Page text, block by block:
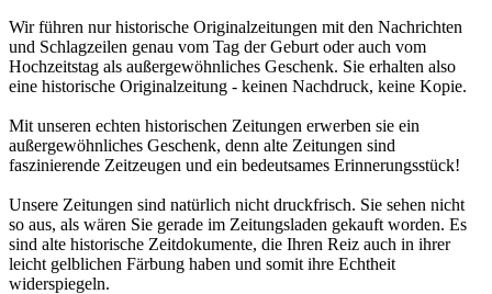
Wir führen nur historische Originalzeitungen mit den Nachrichten
und Schlagzeilen genau vom Tag der Geburt oder auch vom
Hochzeitstag als außergewöhnliches Geschenk. Sie erhalten also
eine historische Originalzeitung - keinen Nachdruck, keine Kopie.
Mit unseren echten historischen Zeitungen erwerben sie ein
außergewöhnliches Geschenk, denn alte Zeitungen sind
faszinierende Zeitzeugen und ein bedeutsames Erinnerungsstück!
Unsere Zeitungen sind natürlich nicht druckfrisch. Sie sehen nicht
so aus, als wären Sie gerade im Zeitungsladen gekauft worden. Es
sind alte historische Zeitdokumente, die Ihren Reiz auch in ihrer
leicht gelblichen Färbung haben und somit ihre Echtheit
widerspiegeln.